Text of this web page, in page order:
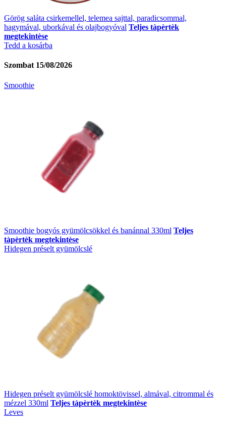
Görög saláta csirkemellel, telemea sajttal, paradicsommal,
hagymával, uborkával és olajbogyóval Teljes tàpèrtèk
megtekintèse
Tedd a kosárba
Szombat 15/08/2026
Smoothie
Smoothie bogyós gyümölcsökkel és banánnal 330ml Teljes
tàpèrtèk megtekintèse
Hidegen préselt gyümölcslé
Hidegen préselt gyümölcslé homoktövissel, almával, citrommal és
mézzel 330ml Teljes tàpèrtèk megtekintèse
Leves